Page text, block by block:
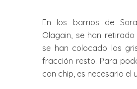
En los barrios de
Olagain, se han
se han colocado los
fracción resto. Para
con chip, es necesario el